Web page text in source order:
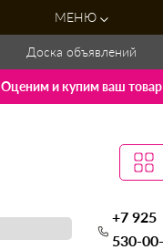
МЕНЮ
Доска объявлений
Оценим и купим ваш товар
+7 925
530-00-